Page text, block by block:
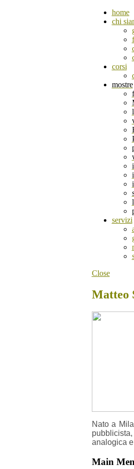
home
chi
corsi
mostre
servizi
Close
Matteo
Nato a
analogica
Main